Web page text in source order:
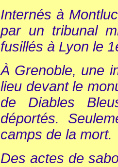
Internés à
par un tribunal
fusillés à Lyon le
À Grenoble, une
lieu devant le
de Diables
déportés.
camps de la mort.
Des actes de